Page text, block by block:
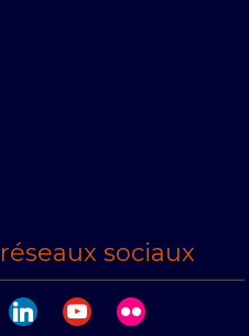
sociaux
linkedinyoutubeflickr